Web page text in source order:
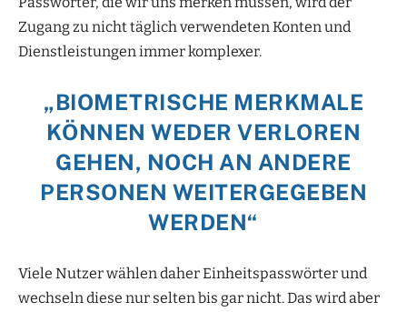
Zugang zu nicht täglich verwendeten Konten und
Dienstleistungen immer komplexer.
„BIOMETRISCHE MERKMALE
KÖNNEN WEDER VERLOREN
GEHEN, NOCH AN ANDERE
PERSONEN WEITERGEGEBEN
WERDEN“
Viele Nutzer wählen daher Einheitspasswörter und
wechseln diese nur selten bis gar nicht. Das wird aber